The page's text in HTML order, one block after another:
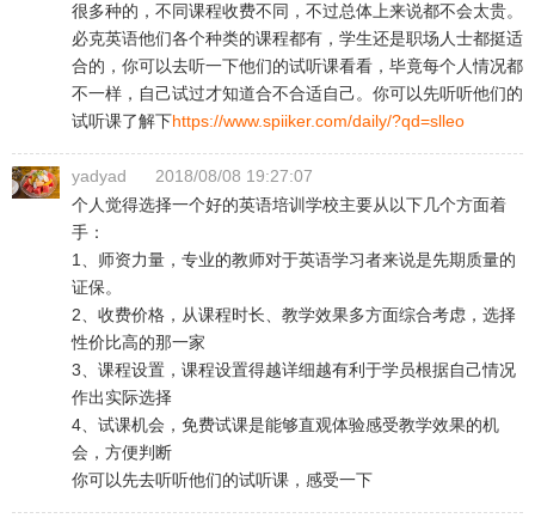
很多种的，不同课程收费不同，不过总体上来说都不会太贵。
必克英语他们各个种类的课程都有，学生还是职场人士都挺适
合的，你可以去听一下他们的试听课看看，毕竟每个人情况都
不一样，自己试过才知道合不合适自己。你可以先听听他们的
试听课了解下https://www.spiiker.com/daily/?qd=slleo
yadyad
2018/08/08 19:27:07
个人觉得选择一个好的英语培训学校主要从以下几个方面着
手：
1、师资力量，专业的教师对于英语学习者来说是先期质量的
证保。
2、收费价格，从课程时长、教学效果多方面综合考虑，选择
性价比高的那一家
3、课程设置，课程设置得越详细越有利于学员根据自己情况
作出实际选择
4、试课机会，免费试课是能够直观体验感受教学效果的机
会，方便判断
你可以先去听听他们的试听课，感受一下